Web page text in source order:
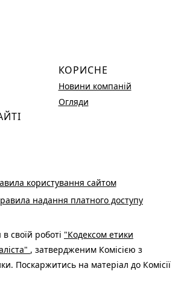
КОРИСНЕ
Новини компаній
Огляди
користування сайтом
надання платного доступу
своїй роботі "Кодексом етики
, затвердженим Комісією з
Поскаржитись на матеріал до Комісії